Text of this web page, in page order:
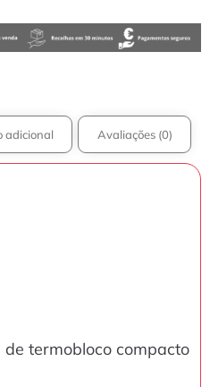
adicional Avaliações (0)
termobloco compacto